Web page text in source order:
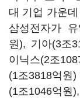
대 기업 가운
삼성전자가
원), 기아(3조
이닉스(2조
(1조3818억원)
(1조1046억원),